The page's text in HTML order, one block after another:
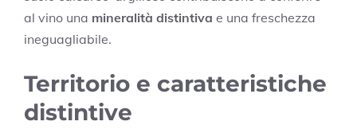
al vino una mineralità distintiva e una freschezza
ineguagliabile.
Territorio e caratteristiche
distintive